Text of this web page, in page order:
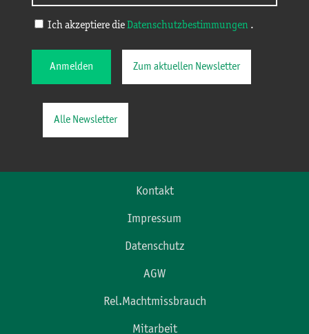
Ich akzeptiere die Datenschutzbestimmungen .
Anmelden Zum aktuellen Newsletter
Alle Newsletter
Kontakt
Impressum
Datenschutz
AGW
Rel.Machtmissbrauch
Mitarbeit